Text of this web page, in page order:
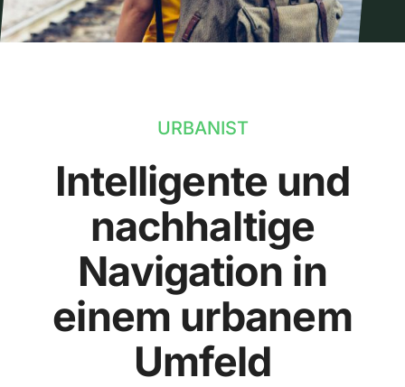
URBANIST
Intelligente und
nachhaltige
Navigation in
einem urbanem
Umfeld